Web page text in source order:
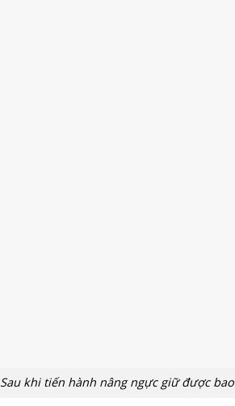
Sau khi tiến hành nâng ngực giữ được bao